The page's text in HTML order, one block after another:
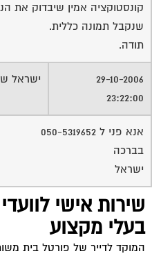
קונסטוקציה אמין שיבדוק את
שנקבל תמונה כללית.
תודה.
29-10-2006
23:22:00
ישראל
אנא פני ל 050-5319652
בברכה
ישראל
שירות אישי
בעלי מקצוע
המוקד לדייר של פורטל בית